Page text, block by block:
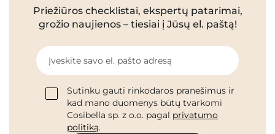
Priežiūros checklistai, ekspertų patarimai,
grožio naujienos – tiesiai į Jūsų el. paštą!
Įveskite savo el. pašto adresą
Sutinku gauti rinkodaros pranešimus ir
kad mano duomenys būtų tvarkomi
Cosibella sp. z o.o. pagal privatumo
politiką.